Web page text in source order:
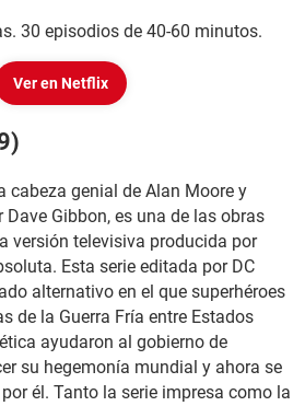
30 episodios de 40-60 minutos.
Ver en Netflix
cabeza genial de Alan Moore y
Gibbon, es una de las obras
versión televisiva producida por
Esta serie editada por DC
alternativo en el que superhéroes
de la Guerra Fría entre Estados
ayudaron al gobierno de
su hegemonía mundial y ahora se
él. Tanto la serie impresa como la